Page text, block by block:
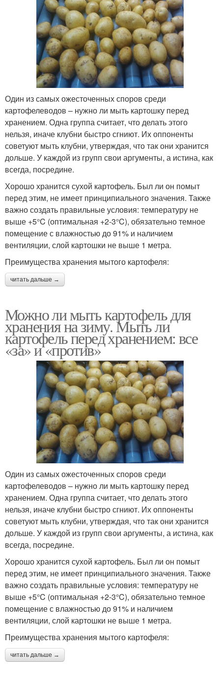
Один из самых ожесточенных споров среди
картофелеводов – нужно ли мыть картошку перед
хранением. Одна группа считает, что делать этого
нельзя, иначе клубни быстро сгниют. Их оппоненты
советуют мыть клубни, утверждая, что так они хранится
дольше. У каждой из групп свои аргументы, а истина, как
всегда, посредине.
Хорошо хранится сухой картофель. Был ли он помыт
перед этим, не имеет принципиального значения. Также
важно создать правильные условия: температуру не
выше +5°C (оптимальная +2-3°C), обязательно темное
помещение с влажностью до 91% и наличием
вентиляции, слой картошки не выше 1 метра.
Преимущества хранения мытого картофеля:
читать дальше →
Можно ли мыть картофель для
хранения на зиму. Мыть ли
картофель перед хранением: все
«за» и «против»
Один из самых ожесточенных споров среди
картофелеводов – нужно ли мыть картошку перед
хранением. Одна группа считает, что делать этого
нельзя, иначе клубни быстро сгниют. Их оппоненты
советуют мыть клубни, утверждая, что так они хранится
дольше. У каждой из групп свои аргументы, а истина, как
всегда, посредине.
Хорошо хранится сухой картофель. Был ли он помыт
перед этим, не имеет принципиального значения. Также
важно создать правильные условия: температуру не
выше +5°C (оптимальная +2-3°C), обязательно темное
помещение с влажностью до 91% и наличием
вентиляции, слой картошки не выше 1 метра.
Преимущества хранения мытого картофеля:
читать дальше →